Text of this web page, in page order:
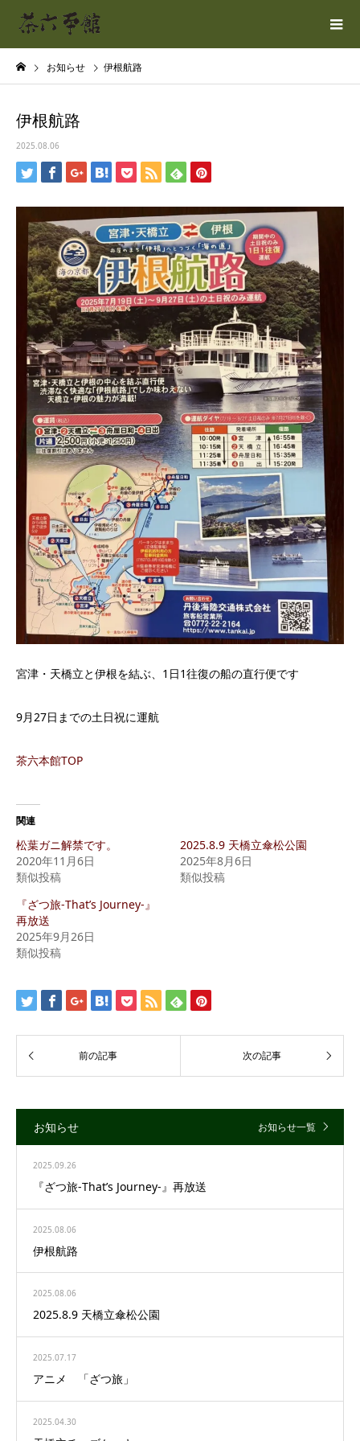
お知らせ 伊根航路
伊根航路
2025.08.06
宮津・天橋立と伊根を結ぶ、1日1往復の船の直行便です
9月27日までの土日祝に運航
茶六本館TOP
関連
松葉ガニ解禁です。
2020年11月6日
類似投稿
2025.8.9 天橋立傘松公園
2025年8月6日
類似投稿
『ざつ旅-That’s Journey-』
再放送
2025年9月26日
類似投稿
お知らせ お知らせ一覧
2025.09.26
『ざつ旅-That’s Journey-』再放送
2025.08.06
伊根航路
2025.08.06
2025.8.9 天橋立傘松公園
2025.07.17
アニメ 「ざつ旅」
2025.04.30